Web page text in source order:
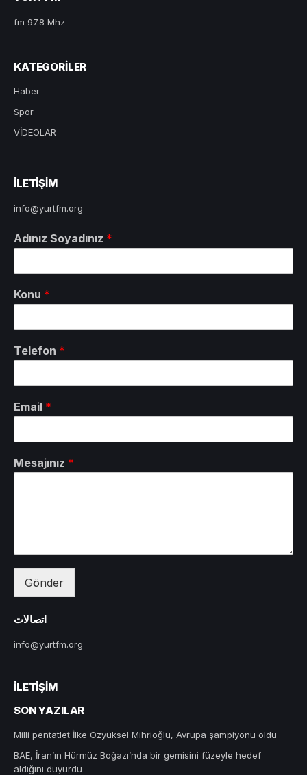
fm 97.8 Mhz
KATEGORILER
Haber
Spor
VİDEOLAR
ILETIŞIM
info@yurtfm.org
Adınız Soyadınız *
Konu *
Telefon *
Email *
Mesajınız *
Gönder
اتصالات
info@yurtfm.org
İLETIŞIM
SON YAZILAR
Milli pentatlet İlke Özyüksel Mihrioğlu, Avrupa şampiyonu oldu
BAE, İran’ın Hürmüz Boğazı’nda bir gemisini füzeyle hedef
aldığını duyurdu